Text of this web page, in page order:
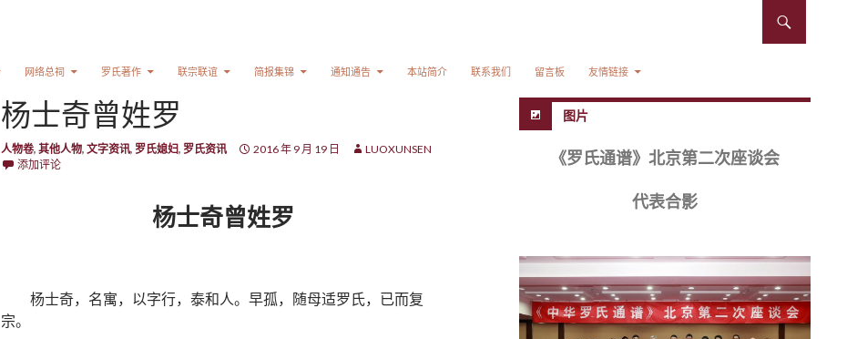
网络总祠 罗氏著作 联宗联谊 简报集锦 通知通告 本站简介 联系我们 留言板 友情链接
杨士奇曾姓罗
人物卷, 其他人物, 文字资讯, 罗氏媳妇, 罗氏资讯 2016 年 9 月 19 日
LUOXUNSEN
添加评论
杨士奇曾姓罗
杨士奇，名寓，以字行，泰和人。早孤，随母适罗氏，已而复
宗。
图片
《罗氏通谱》北京第二次座谈会
代表合影